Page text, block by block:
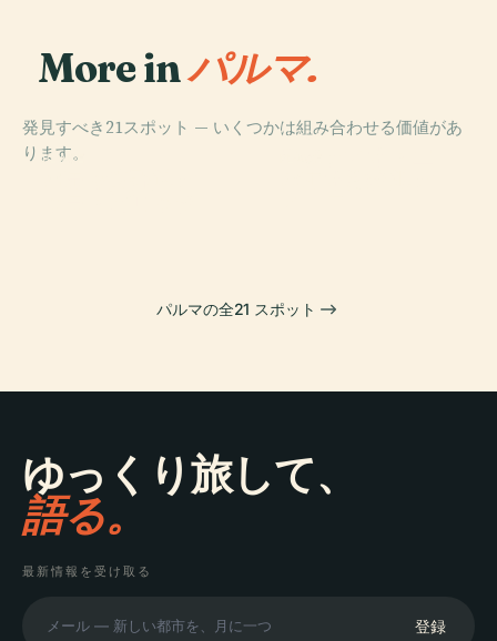
More inパルマ.
発見すべき21スポット — いくつかは組み合わせる価値があ
ります。
PLACE
PLACE
PLACE
パルマの全21 スポット
ゆっくり旅して、
語る。
最新情報を受け取る
登録